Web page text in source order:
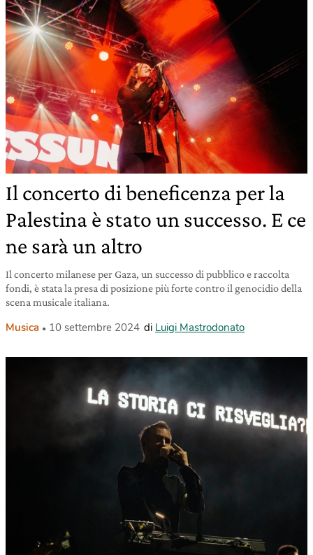
Il concerto di beneficenza per la
Palestina è stato un successo. E ce
ne sarà un altro
Il concerto milanese per Gaza, un successo di pubblico e raccolta
fondi, è stata la presa di posizione più forte contro il genocidio della
scena musicale italiana.
Musica 10 settembre 2024 di Luigi Mastrodonato